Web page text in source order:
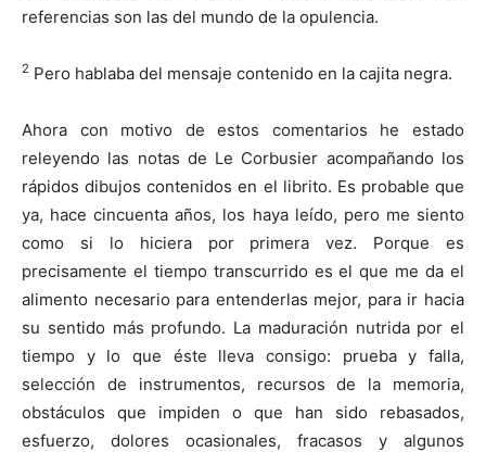
referencias son las del mundo de la opulencia.
2 Pero hablaba del mensaje contenido en la cajita negra.
Ahora con motivo de estos comentarios he estado
releyendo las notas de Le Corbusier acompañando los
rápidos dibujos contenidos en el librito. Es probable que
ya, hace cincuenta años, los haya leído, pero me siento
como si lo hiciera por primera vez. Porque es
precisamente el tiempo transcurrido es el que me da el
alimento necesario para entenderlas mejor, para ir hacia
su sentido más profundo. La maduración nutrida por el
tiempo y lo que éste lleva consigo: prueba y falla,
selección de instrumentos, recursos de la memoria,
obstáculos que impiden o que han sido rebasados,
esfuerzo, dolores ocasionales, fracasos y algunos